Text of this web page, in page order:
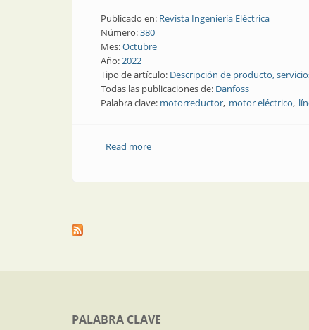
Publicado en: Revista Ingeniería Eléctrica
Número:380
Mes:Octubre
Año:2022
Tipo de artículo: Descripción de producto,
Todas las publicaciones de: Danfoss
Palabra clave: motorreductor motor eléctrico
Read moreabout Concepto flexible y su
PALABRA CLAVE